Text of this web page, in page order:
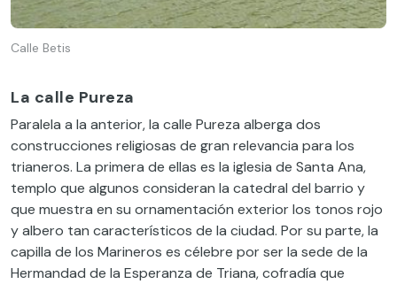
Calle Betis
La calle Pureza
Paralela a la anterior, la calle Pureza alberga dos
construcciones religiosas de gran relevancia para los
trianeros. La primera de ellas es la iglesia de Santa Ana,
templo que algunos consideran la catedral del barrio y
que muestra en su ornamentación exterior los tonos rojo
y albero tan característicos de la ciudad. Por su parte, la
capilla de los Marineros es célebre por ser la sede de la
Hermandad de la Esperanza de Triana, cofradía que